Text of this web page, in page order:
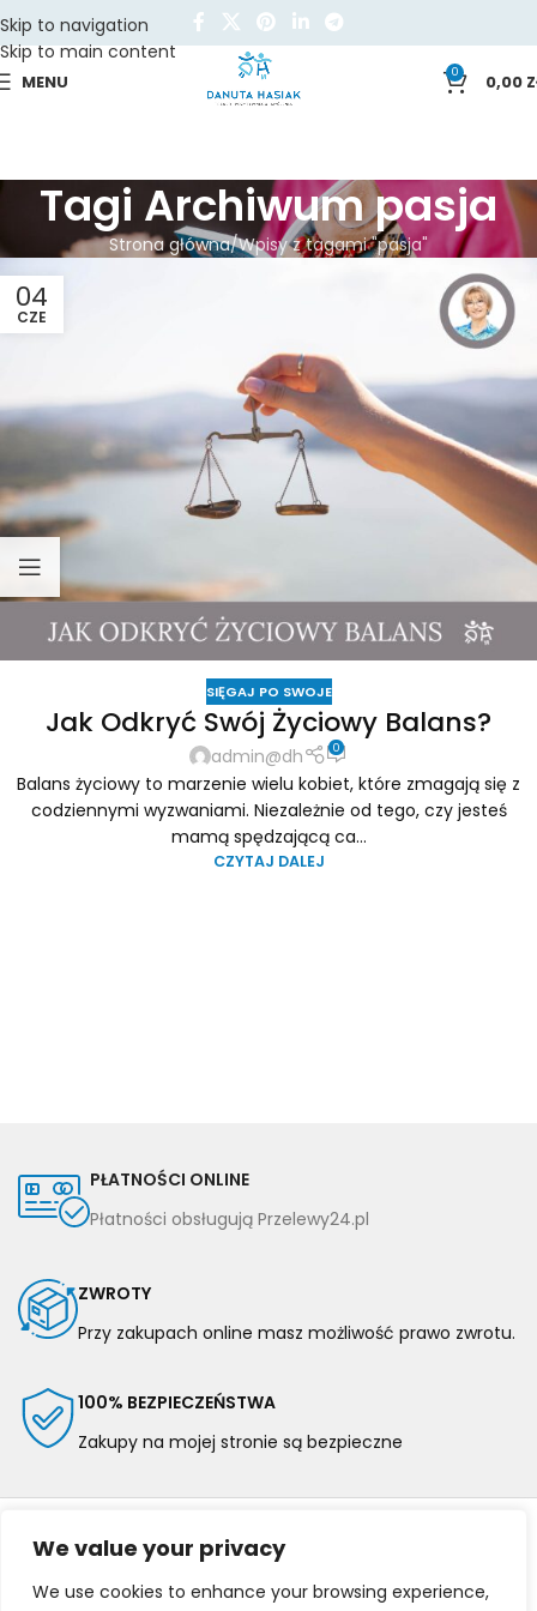
We value your privacy
We use cookies to enhance your browsing experience,
Skip to navigation
Skip to main content
MENU 0 0,00
Tagi Archiwum pasja
Strona główna Wpisy z tagami "pasja"
04
CZE
SIĘGAJ PO SWOJE
Jak Odkryć Swój Życiowy Balans?
admin@dh 0
Balans życiowy to marzenie wielu kobiet, które zmagają się z
codziennymi wyzwaniami. Niezależnie od tego, czy jesteś
mamą spędzającą ca...
CZYTAJ DALEJ
PŁATNOŚCI ONLINE
Płatności obsługują Przelewy24.pl
ZWROTY
Przy zakupach online masz możliwość prawo zwrotu.
100% BEZPIECZEŃSTWA
Zakupy na mojej stronie są bezpieczne